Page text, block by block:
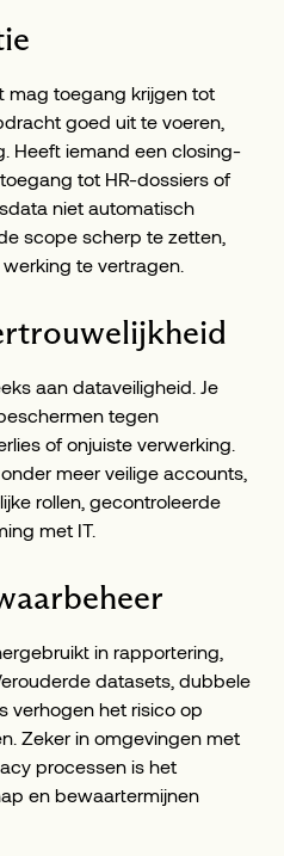
mag toegang krijgen tot
goed uit te voeren,
Heeft iemand een closing-
tot HR-dossiers of
niet automatisch
scope scherp te zetten,
te vertragen.
aan dataveiligheid. Je
tegen
of onjuiste verwerking.
meer veilige accounts,
rollen, gecontroleerde
met IT.
in rapportering,
datasets, dubbele
verhogen het risico op
Zeker in omgevingen met
processen is het
en bewaartermijnen